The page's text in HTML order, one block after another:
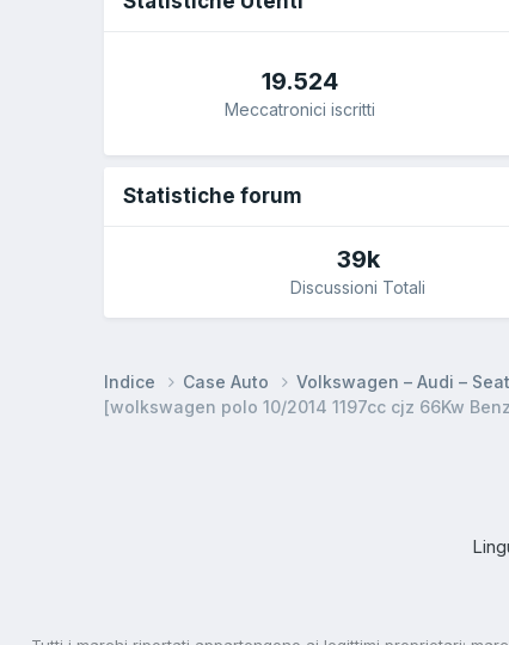
19.524
Meccatronici iscritti
Statistiche forum
39k
Discussioni Totali
Indice Case Auto Volkswagen – Audi –
[wolkswagen polo 10/2014 1197cc cjz 66Kw